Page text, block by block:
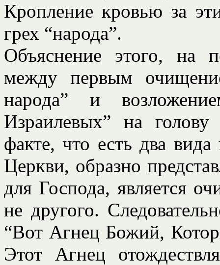
Кропление кровью за
грех “народа”.
Объяснение этого, на
между первым
народа” и
Израилевых” на
факте, что есть два
Церкви, образно
для Господа, является
не другого.
“Вот Агнец Божий,
Этот Агнец